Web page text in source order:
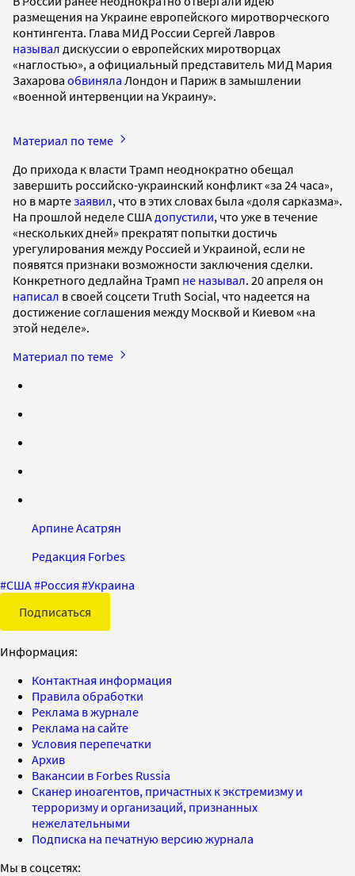
размещения на Украине европейского миротворческого
контингента. Глава МИД России Сергей Лавров
называл дискуссии о европейских миротворцах
«наглостью», а официальный представитель МИД Мария
Захарова обвиняла Лондон и Париж в замышлении
«военной интервенции на Украину».
Материал по теме
До прихода к власти Трамп неоднократно обещал
завершить российско-украинский конфликт «за 24 часа»,
но в мартезаявил, что в этих словах была «доля сарказма».
На прошлой неделе США допустили, что уже в течение
«нескольких дней» прекратят попытки достичь
урегулирования между Россией и Украиной, если не
появятся признаки возможности заключения сделки.
Конкретного дедлайна Трамп не называл. 20 апреля он
написал в своей соцсети Truth Social, что надеется на
достижение соглашения между Москвой и Киевом «на
этой неделе».
Материал по теме
Арпине Асатрян
Редакция Forbes
#США#Россия #Украина
Подписаться
Информация:
Контактная информация
Правила обработки
Реклама в журнале
Реклама на сайте
Условия перепечатки
Архив
Вакансии в Forbes Russia
Сканер иноагентов, причастных к экстремизму и
терроризму и организаций, признанных
нежелательными
Подписка на печатную версию журнала
Мы в соцсетях: